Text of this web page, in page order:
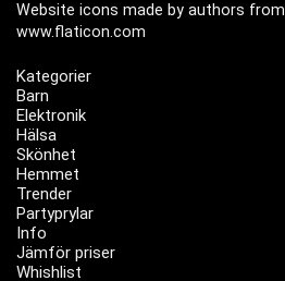
Website icons made by authors from
www.flaticon.com
Kategorier
Barn
Elektronik
Hälsa
Skönhet
Hemmet
Trender
Partyprylar
Info
Jämför priser
Whishlist